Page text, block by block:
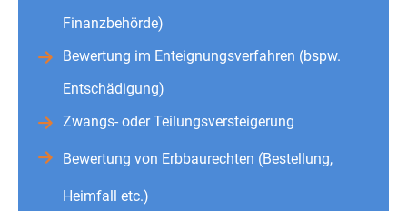
Finanzbehörde)
Bewertung im Enteignungsverfahren (bspw.
Entschädigung)
Zwangs- oder Teilungsversteigerung
Bewertung von Erbbaurechten (Bestellung,
Heimfall etc.)